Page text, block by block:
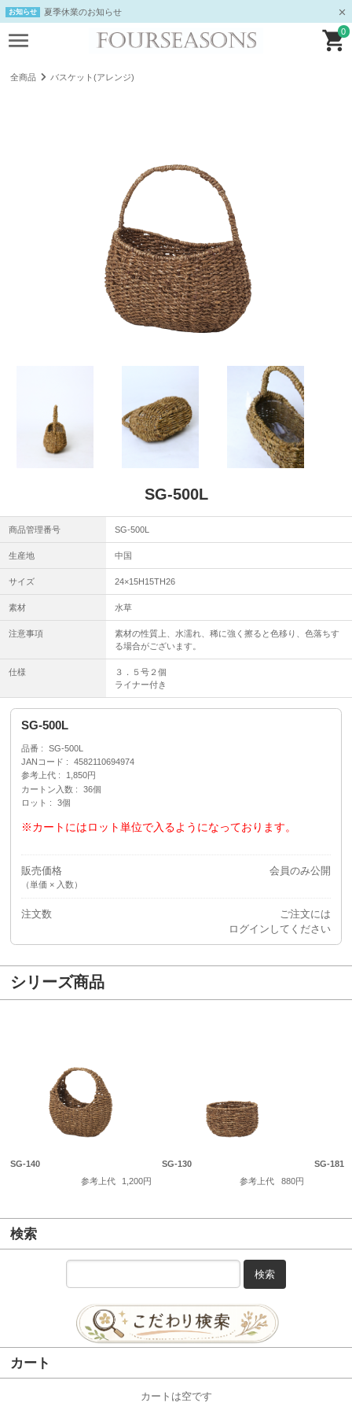
お知らせ 夏季休業のお知らせ
0
全商品 バスケット(アレンジ)
SG-500L
商品管理番号 SG-500L
生産地 中国
サイズ 24×15H15TH26
素材 水草
注意事項
素材の性質上、水濡れ、稀に強く擦ると色移り、色落ちす
る場合がございます。
仕様
３．５号２個
ライナー付き
SG-500L
品番
SG-500L
JANコード
4582110694974
参考上代
1,850円
カートン入数
36個
ロット
3個
※カートにはロット単位で入るようになっております。
販売価格
（単価 × 入数）
会員のみ公開
注文数
ご注文には
ログイン してください
シリーズ商品
SG-140
参考上代
1,200円
SG-130
参考上代
880円
SG-181
検索
検索
カート
カートは空です